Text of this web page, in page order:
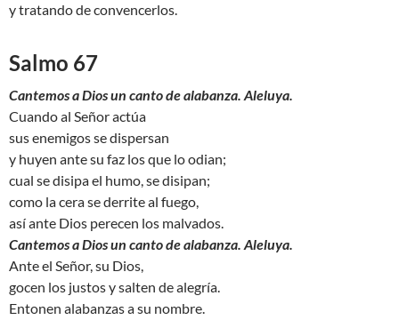
y tratando de convencerlos.
Salmo 67
Cantemos a Dios un canto de alabanza. Aleluya.
Cuando al Señor actúa
sus enemigos se dispersan
y huyen ante su faz los que lo odian;
cual se disipa el humo, se disipan;
como la cera se derrite al fuego,
así ante Dios perecen los malvados.
Cantemos a Dios un canto de alabanza. Aleluya.
Ante el Señor, su Dios,
gocen los justos y salten de alegría.
Entonen alabanzas a su nombre.